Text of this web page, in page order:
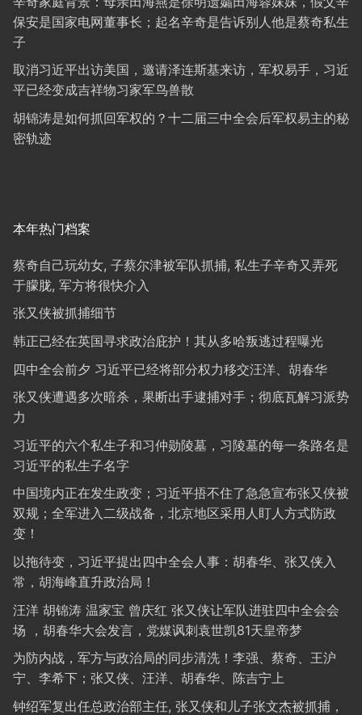
保安是国家电网董事长；起名辛奇是告诉别人他是蔡奇私生
子
取消习近平出访美国，邀请泽连斯基来访，军权易手，习近
平已经变成吉祥物习家军鸟兽散
胡锦涛是如何抓回军权的？十二届三中全会后军权易主的秘
密轨迹
本年热门档案
蔡奇自己玩幼女, 子蔡尔津被军队抓捕, 私生子辛奇又弄死
于朦胧, 军方将很快介入
张又侠被抓捕细节
韩正已经在英国寻求政治庇护！其从多哈叛逃过程曝光
四中全会前夕 习近平已经将部分权力移交汪洋、胡春华
张又侠遭遇多次暗杀，果断出手逮捕对手；彻底瓦解习派势
力
习近平的六个私生子和习仲勋陵墓，习陵墓的每一条路名是
习近平的私生子名字
中国境内正在发生政变；习近平捂不住了急急宣布张又侠被
双规；全军进入二级战备，北京地区采用人盯人方式防政
变！
以拖待变，习近平提出四中全会人事：胡春华、张又侠入
常，胡海峰直升政治局！
汪洋 胡锦涛 温家宝 曾庆红 张又侠让军队进驻四中全会会
场 ，胡春华大会发言，党媒讽刺袁世凯81天皇帝梦
为防内战，军方与政治局的同步清洗！李强、蔡奇、王沪
宁、李希下；张又侠、汪洋、胡春华、陈吉宁上
钟绍军复出任总政治部主任, 张又侠和儿子张文杰被抓捕，